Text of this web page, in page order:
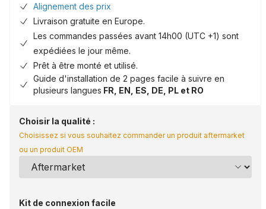
Alignement des prix
Livraison gratuite en Europe.
Les commandes passées avant 14h00 (UTC +1) sont
expédiées le jour même.
Prêt à être monté et utilisé.
Guide d'installation de 2 pages facile à suivre en
plusieurs langues FR, EN, ES, DE, PL et RO
Choisir la qualité :
Choisissez si vous souhaitez commander un produit aftermarket
ou un produit OEM
Kit de connexion facile